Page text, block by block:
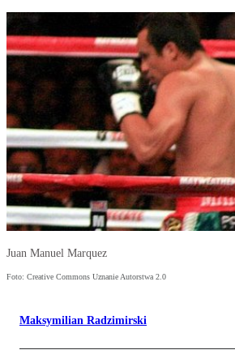
Juan Manuel Marquez
Foto: Creative Commons Uznanie Autorstwa 2.0
Maksymilian Radzimirski